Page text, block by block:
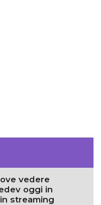
vedere
oggi in
streaming